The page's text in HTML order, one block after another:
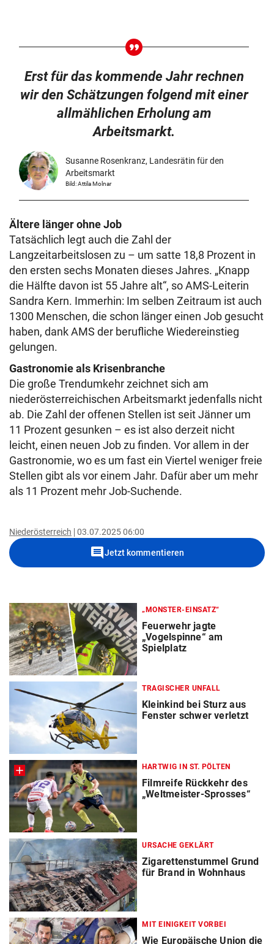
Erst für das kommende Jahr rechnen
wir den Schätzungen folgend mit einer
allmählichen Erholung am
Arbeitsmarkt.
Susanne Rosenkranz, Landesrätin für den
Arbeitsmarkt
Bild: Attila Molnar
Ältere länger ohne Job
Tatsächlich legt auch die Zahl der
Langzeitarbeitslosen zu – um satte 18,8 Prozent in
den ersten sechs Monaten dieses Jahres. „Knapp
die Hälfte davon ist 55 Jahre alt“, so AMS-Leiterin
Sandra Kern. Immerhin: Im selben Zeitraum ist auch
1300 Menschen, die schon länger einen Job gesucht
haben, dank AMS der berufliche Wiedereinstieg
gelungen.
Gastronomie als Krisenbranche
Die große Trendumkehr zeichnet sich am
niederösterreichischen Arbeitsmarkt jedenfalls nicht
ab. Die Zahl der offenen Stellen ist seit Jänner um
11 Prozent gesunken – es ist also derzeit nicht
leicht, einen neuen Job zu finden. Vor allem in der
Gastronomie, wo es um fast ein Viertel weniger freie
Stellen gibt als vor einem Jahr. Dafür aber um mehr
als 11 Prozent mehr Job-Suchende.
Niederösterreich 03.07.2025 06:00
commentJetzt kommentieren
„MONSTER-EINSATZ“
Feuerwehr jagte
„Vogelspinne“ am
Spielplatz
TRAGISCHER UNFALL
Kleinkind bei Sturz aus
Fenster schwer verletzt
HARTWIG IN ST. PÖLTEN
Filmreife Rückkehr des
„Weltmeister-Sprosses“
URSACHE GEKLÄRT
Zigarettenstummel Grund
für Brand in Wohnhaus
MIT EINIGKEIT VORBEI
Wie Europäische Union die